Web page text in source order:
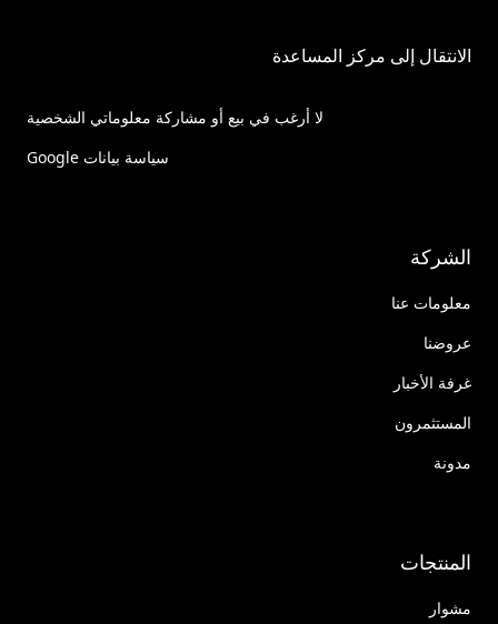
الانتقال إلى مركز المساعدة
لا أرغب في بيع أو مشاركة معلوماتي الشخصية
سياسة بيانات Google
الشركة
معلومات عنا
عروضنا
غرفة الأخبار
المستثمرون
مدونة
المنتجات
مشوار